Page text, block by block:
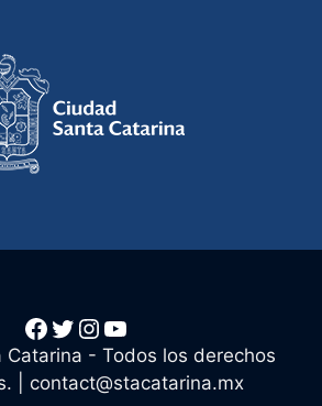
- Todos los derechos
| contact@stacatarina.mx
Facebook
Twitter
Instagram
YouTube